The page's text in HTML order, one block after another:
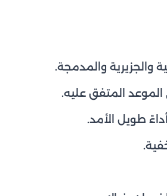
والجزيرية والمدمجة.
المتفق عليه.
طويل الأمد.